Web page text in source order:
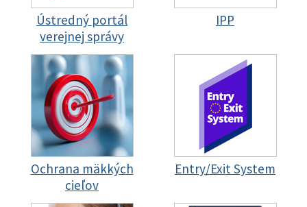
Ústredný portál
verejnej správy
IPP
Ochrana mäkkých
cieľov
Entry/Exit System